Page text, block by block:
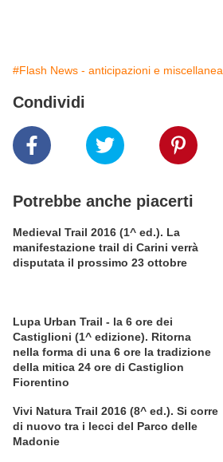
#Flash News - anticipazioni e miscellanea
Condividi
Potrebbe anche piacerti
Medieval Trail 2016 (1^ ed.). La
manifestazione trail di Carini verrà
disputata il prossimo 23 ottobre
Lupa Urban Trail - la 6 ore dei
Castiglioni (1^ edizione). Ritorna
nella forma di una 6 ore la tradizione
della mitica 24 ore di Castiglion
Fiorentino
Vivi Natura Trail 2016 (8^ ed.). Si corre
di nuovo tra i lecci del Parco delle
Madonie